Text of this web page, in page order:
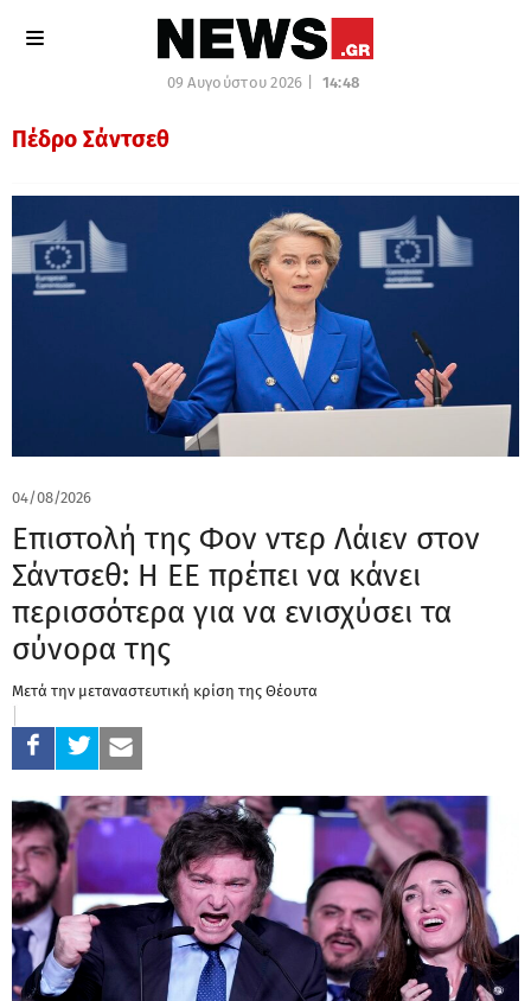
09 Αυγούστου 2026 | 14:48
Πέδρο Σάντσεθ
04/08/2026
Επιστολή της Φον ντερ Λάιεν στον
Σάντσεθ: Η ΕΕ πρέπει να κάνει
περισσότερα για να ενισχύσει τα
σύνορα της
Μετά την μεταναστευτική κρίση της Θέουτα